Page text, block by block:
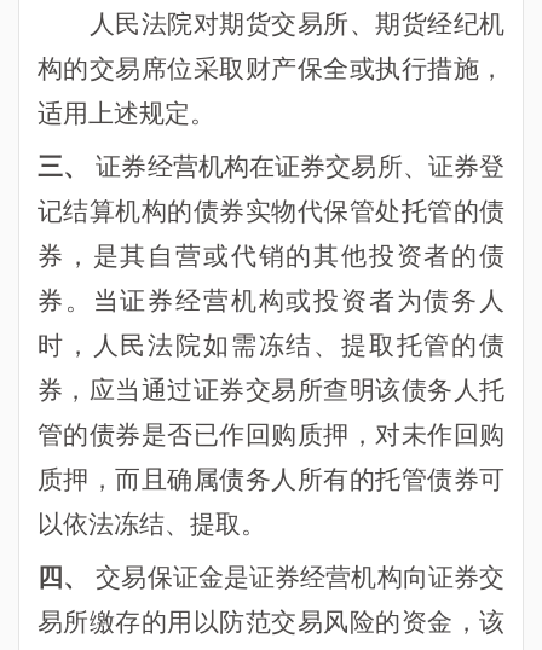
人民法院对期货交易所、期货经纪机
构的交易席位采取财产保全或执行措施，
适用上述规定。
三、
证券经营机构在证券交易所、证券登
记结算机构的债券实物代保管处托管的债
券，是其自营或代销的其他投资者的债
券。当证券经营机构或投资者为债务人
时，人民法院如需冻结、提取托管的债
券，应当通过证券交易所查明该债务人托
管的债券是否已作回购质押，对未作回购
质押，而且确属债务人所有的托管债券可
以依法冻结、提取。
四、
交易保证金是证券经营机构向证券交
易所缴存的用以防范交易风险的资金，该